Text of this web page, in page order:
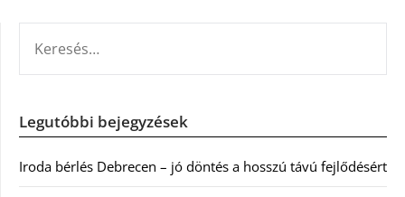
Legutóbbi bejegyzések
Iroda bérlés Debrecen – jó döntés a hosszú távú fejlődésért